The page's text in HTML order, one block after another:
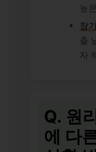
높
장
출
자
Q. 원
에 다